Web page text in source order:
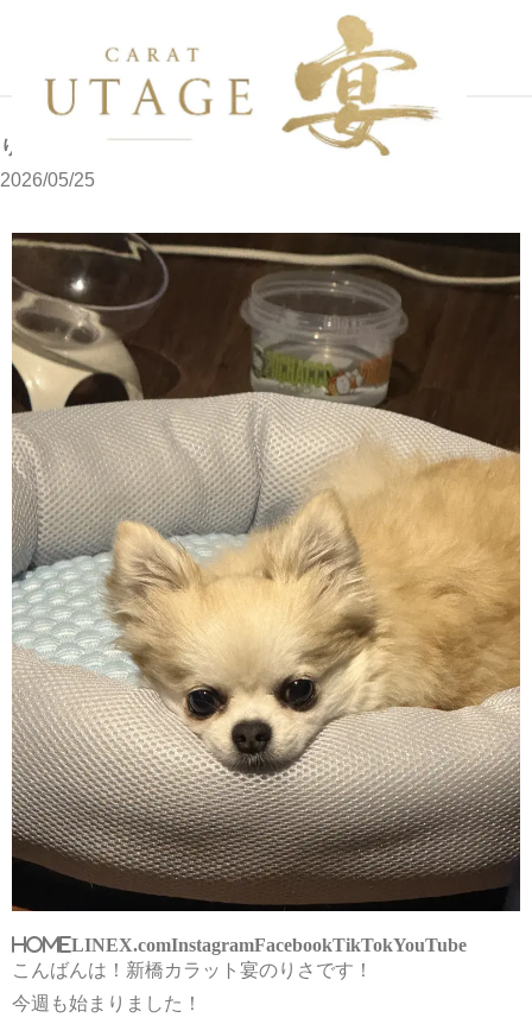
ホーム 写メブログ りさです
りさです
2026/05/25
HOMELINEX.comInstagramFacebookTikTokYouTube
こんばんは！新橋カラット宴のりさです！
今週も始まりました！